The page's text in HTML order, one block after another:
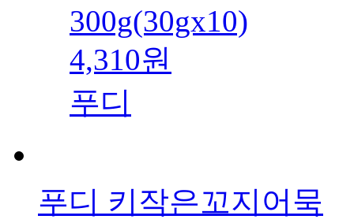
300g(30gx10)
4,310원
푸디
푸디 키작은꼬지어묵